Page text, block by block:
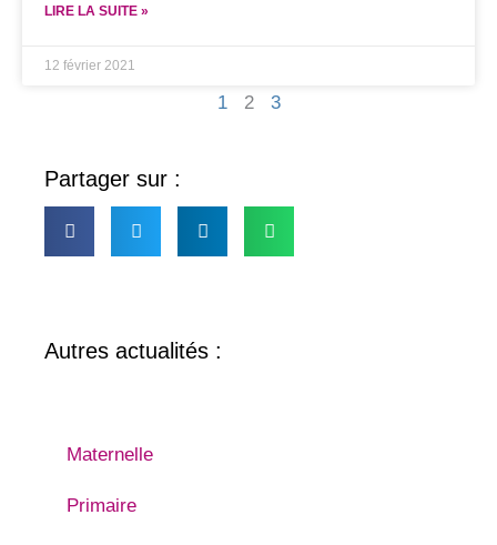
LIRE LA SUITE »
12 février 2021
1 2 3
Partager sur :
Autres actualités :
Maternelle
Primaire